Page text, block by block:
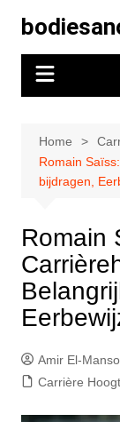
content
Home
Romain
bijdragen,
Romain
Amir El-
Carrière